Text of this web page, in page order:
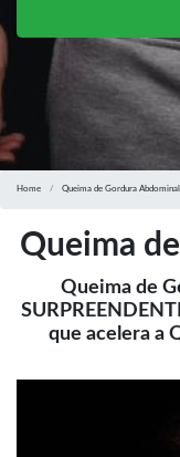
Home Queima de Gordura Abdominal
Queima
Queima de
que acelera a